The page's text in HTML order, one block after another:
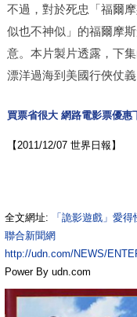
不過，對於死忠「福爾
似也不神似」的福爾摩
意。本片製片透露，下
漂洋過海到美國行俠仗義
買票省很大 網路電影票優惠
【2011/12/07 世界日報】
全文網址:
「詭影遊戲」愛
聯合新聞網
http://udn.com/NEWS/
Power By udn.com